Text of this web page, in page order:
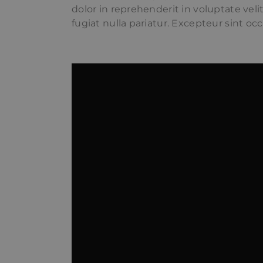
dolor in reprehenderit in voluptate
fugiat nulla pariatur. Excepteur sint